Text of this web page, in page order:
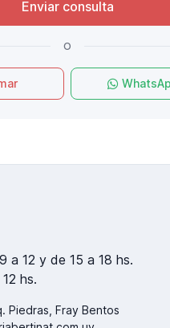
Enviar consulta
o
a 12 y de 15 a 18 hs.
hs.
Piedras, Fray Bentos